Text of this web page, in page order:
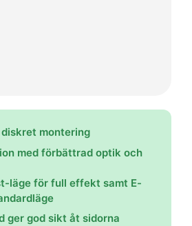
montering
med förbättrad optik och
läge för full effekt samt E-
ger god sikt åt sidorna